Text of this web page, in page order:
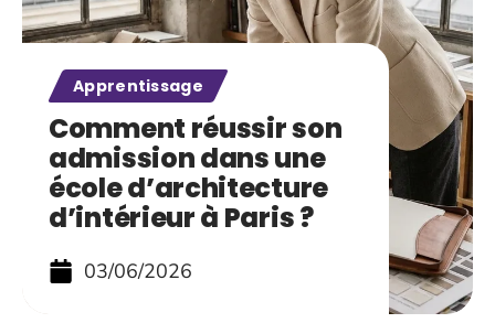
Apprentissage
Comment réussir son
admission dans une
école d’architecture
d’intérieur à Paris ?
03/06/2026